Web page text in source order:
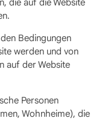
die auf die Website
Bedingungen
werden und von
auf der Website
Personen
Wohnheime), die